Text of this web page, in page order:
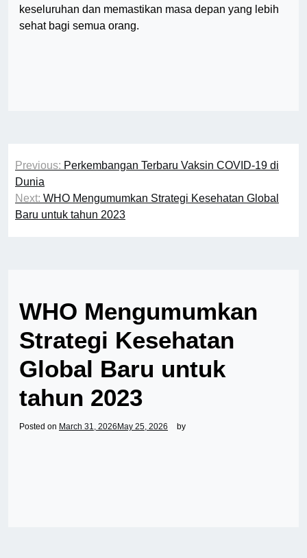
keseluruhan dan memastikan masa depan yang lebih
sehat bagi semua orang.
Post
navigation
Previous: Perkembangan Terbaru Vaksin COVID-19 di
Dunia
Next: WHO Mengumumkan Strategi Kesehatan Global
Baru untuk tahun 2023
WHO Mengumumkan
Strategi Kesehatan
Global Baru untuk
tahun 2023
Posted on March 31, 2026 May 25, 2026 by